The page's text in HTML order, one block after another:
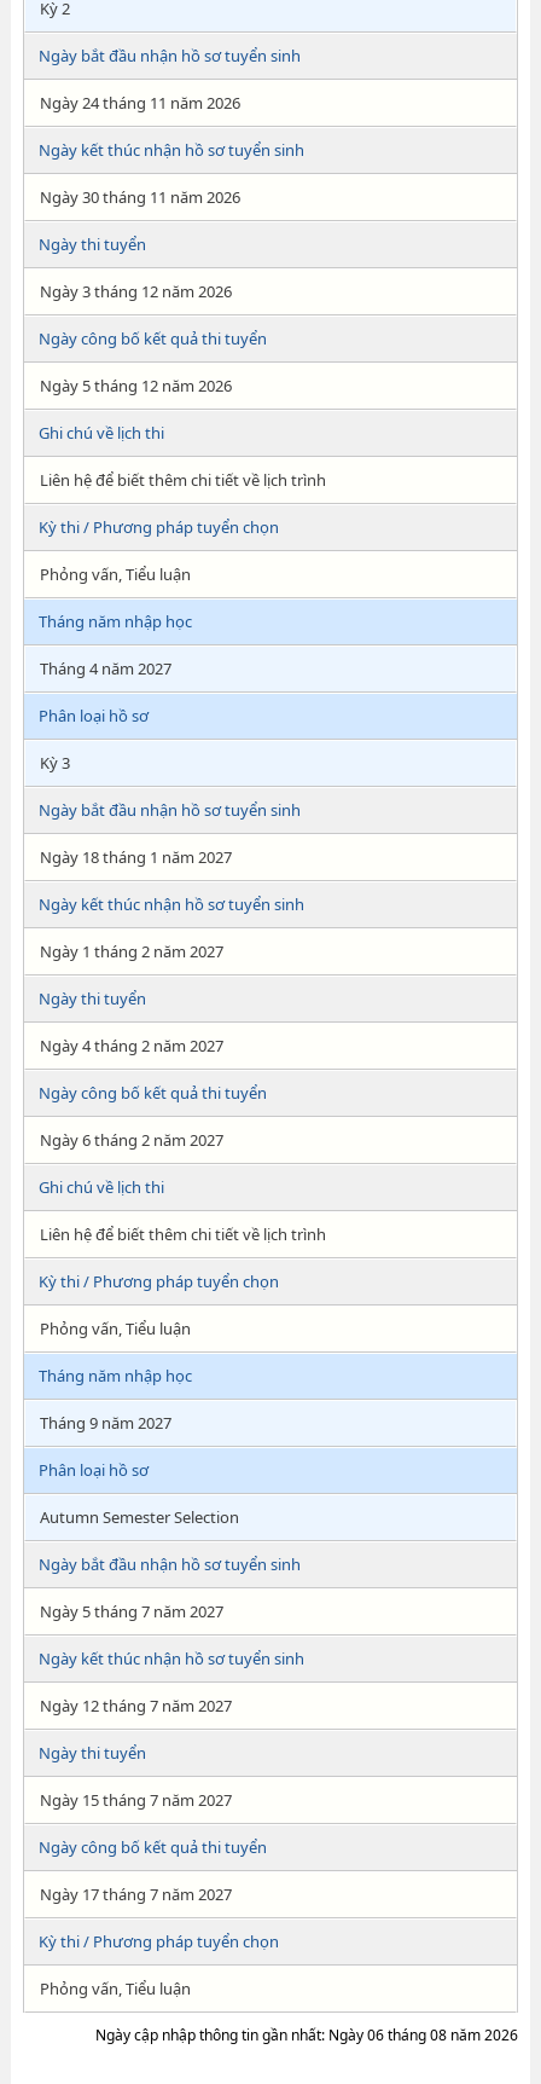
Kỳ 2
Ngày bắt đầu nhận hồ sơ tuyển sinh
Ngày 24 tháng 11 năm 2026
Ngày kết thúc nhận hồ sơ tuyển sinh
Ngày 30 tháng 11 năm 2026
Ngày thi tuyển
Ngày 3 tháng 12 năm 2026
Ngày công bố kết quả thi tuyển
Ngày 5 tháng 12 năm 2026
Ghi chú về lịch thi
Liên hệ để biết thêm chi tiết về lịch trình
Kỳ thi / Phương pháp tuyển chọn
Phỏng vấn, Tiểu luận
Tháng năm nhập học
Tháng 4 năm 2027
Phân loại hồ sơ
Kỳ 3
Ngày bắt đầu nhận hồ sơ tuyển sinh
Ngày 18 tháng 1 năm 2027
Ngày kết thúc nhận hồ sơ tuyển sinh
Ngày 1 tháng 2 năm 2027
Ngày thi tuyển
Ngày 4 tháng 2 năm 2027
Ngày công bố kết quả thi tuyển
Ngày 6 tháng 2 năm 2027
Ghi chú về lịch thi
Liên hệ để biết thêm chi tiết về lịch trình
Kỳ thi / Phương pháp tuyển chọn
Phỏng vấn, Tiểu luận
Tháng năm nhập học
Tháng 9 năm 2027
Phân loại hồ sơ
Autumn Semester Selection
Ngày bắt đầu nhận hồ sơ tuyển sinh
Ngày 5 tháng 7 năm 2027
Ngày kết thúc nhận hồ sơ tuyển sinh
Ngày 12 tháng 7 năm 2027
Ngày thi tuyển
Ngày 15 tháng 7 năm 2027
Ngày công bố kết quả thi tuyển
Ngày 17 tháng 7 năm 2027
Kỳ thi / Phương pháp tuyển chọn
Phỏng vấn, Tiểu luận
Ngày cập nhập thông tin gần nhất: Ngày 06 tháng 08 năm 2026